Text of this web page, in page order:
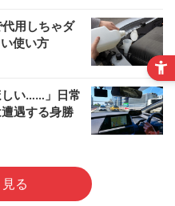
用しちゃダ
使い方
しい……」日常
遇する身勝
る